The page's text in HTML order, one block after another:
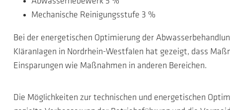
Mechanische Reinigungsstufe 3 %
Bei der energetischen Optimierung der
Kläranlagen in Nordrhein-Westfalen hat gezeigt, dass
Einsparungen wie Maßnahmen in anderen Bereichen.
Die Möglichkeiten zur technischen und energetischen